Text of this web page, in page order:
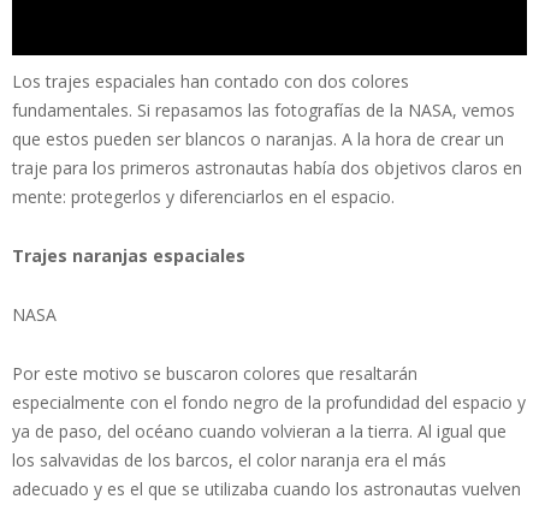
Los trajes espaciales han contado con dos colores
fundamentales. Si repasamos las fotografías de la NASA, vemos
que estos pueden ser blancos o naranjas. A la hora de crear un
traje para los primeros astronautas había dos objetivos claros en
mente: protegerlos y diferenciarlos en el espacio.
Trajes naranjas espaciales
NASA
Por este motivo se buscaron colores que resaltarán
especialmente con el fondo negro de la profundidad del espacio y
ya de paso, del océano cuando volvieran a la tierra. Al igual que
los salvavidas de los barcos, el color naranja era el más
adecuado y es el que se utilizaba cuando los astronautas vuelven